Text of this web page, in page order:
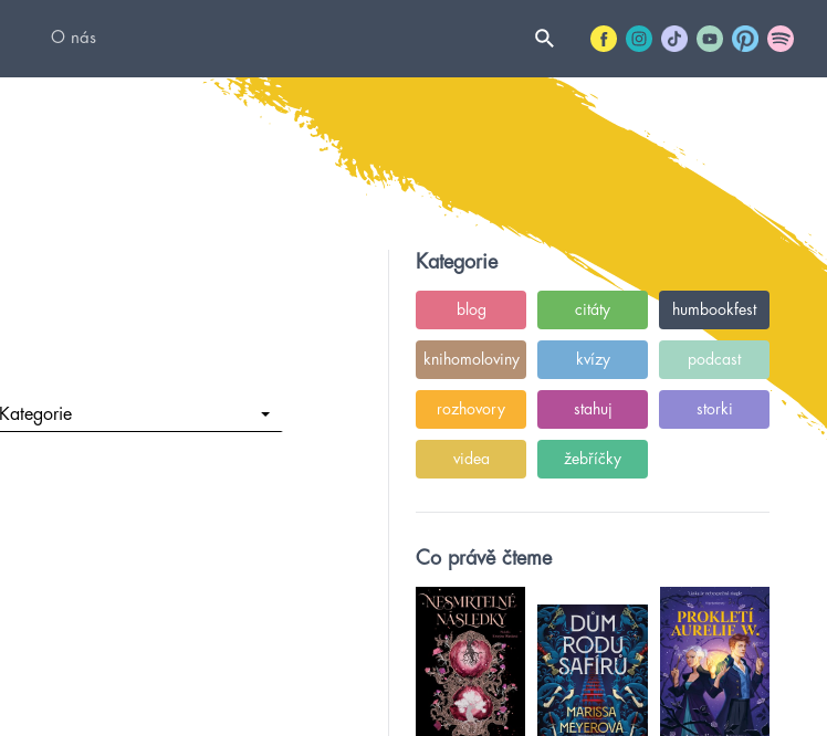
O nás
Kategorie
Kategorie
blog citáty humbookfest
knihomoloviny kvízy podcast
rozhovory stahuj storki
videa žebříčky
Co právě čteme